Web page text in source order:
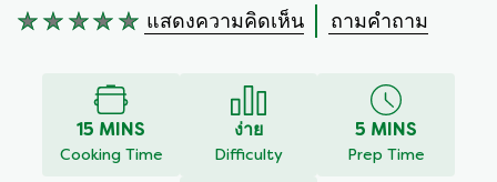
ไม่มี
แสดงความคิดเห็น ถามคำถาม
15 MINS
Cooking Time
ง่าย
Difficulty
5 MINS
Prep Time